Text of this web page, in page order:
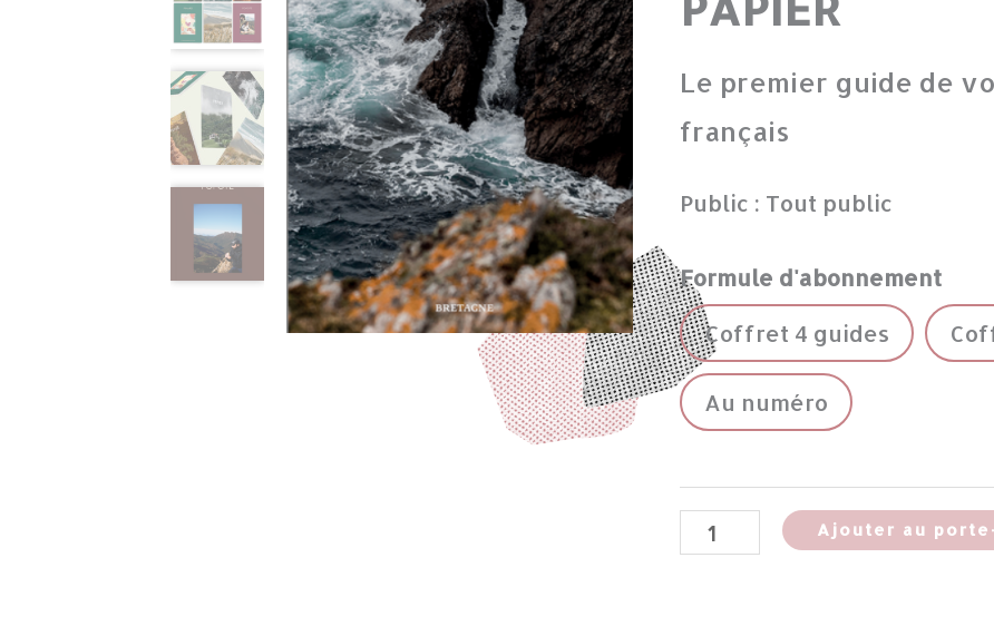
Le premier guide de
français
Public : Tout public
Formule d'abonnement
Coffret 4 guides
Au numéro
Ajouter au